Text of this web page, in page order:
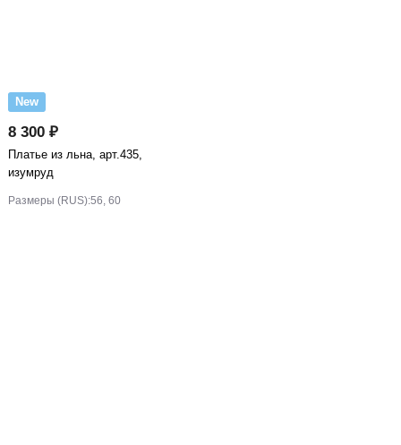
New
8 300 ₽
Платье из льна, арт.435,
изумруд
Размеры (RUS):56, 60